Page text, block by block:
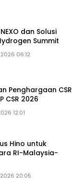
dan Solusi
Summit
06:12
Penghargaan CSR
CSR 2026
12:01
Hino untuk
RI-Malaysia-
20:05